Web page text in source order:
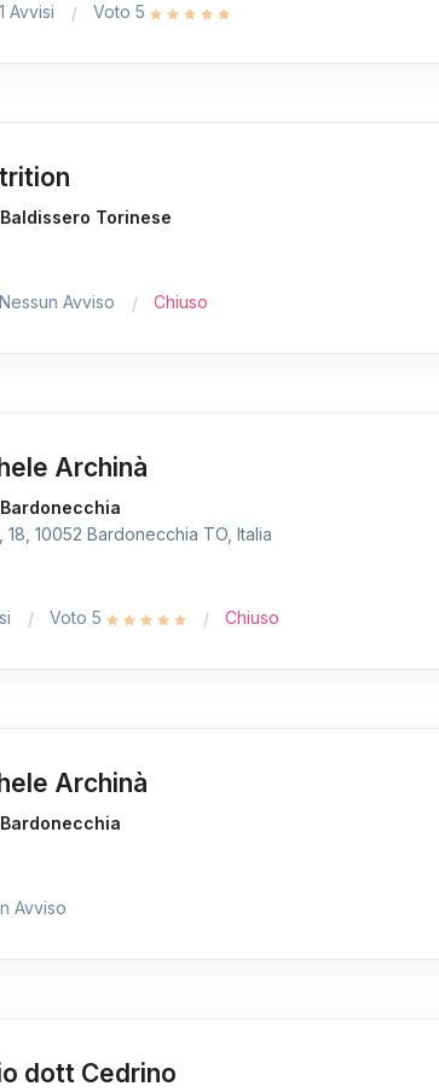
1 Avvisi Voto 5
Torinese
Nessun Avviso Chiuso
Archinà
18, 10052 Bardonecchia TO, Italia
Voto 5 Chiuso
Archinà
Avviso
dott Cedrino